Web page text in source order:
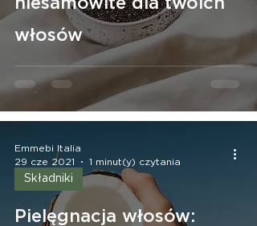
włosów
Pielęgnacja włosów:
Składniki
Emmebi Italia
29 cze 2021
1 minut(y) czytania